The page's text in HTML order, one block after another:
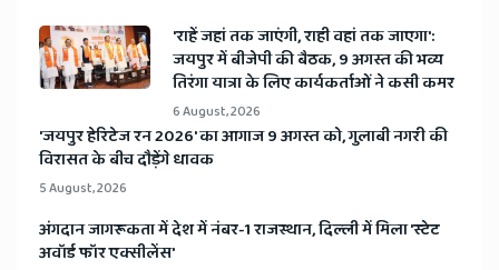
'राहें जहां तक जाएंगी, राही वहां तक जाएगा':
जयपुर में बीजेपी की बैठक, 9 अगस्त की भव्य
तिरंगा यात्रा के लिए कार्यकर्ताओं ने कसी कमर
6 August, 2026
​'जयपुर हेरिटेज रन 2026' का आगाज 9 अगस्त को, गुलाबी नगरी की
विरासत के बीच दौड़ेंगे धावक
5 August, 2026
अंगदान जागरूकता में देश में नंबर-1 राजस्थान, दिल्ली में मिला 'स्टेट
अवॉर्ड फॉर एक्सीलेंस'